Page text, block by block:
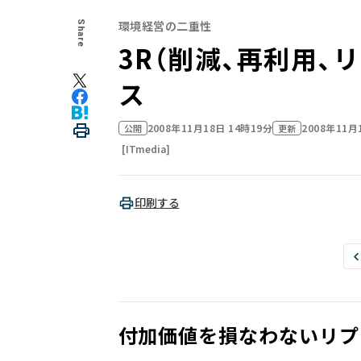
Share 環境経営の二重性
3R（削減、再利用、
ス
公開 2008年11月18日 14時19分 更新 2008年11
[ITmedia]
印刷する
付加価値を損なわないリ